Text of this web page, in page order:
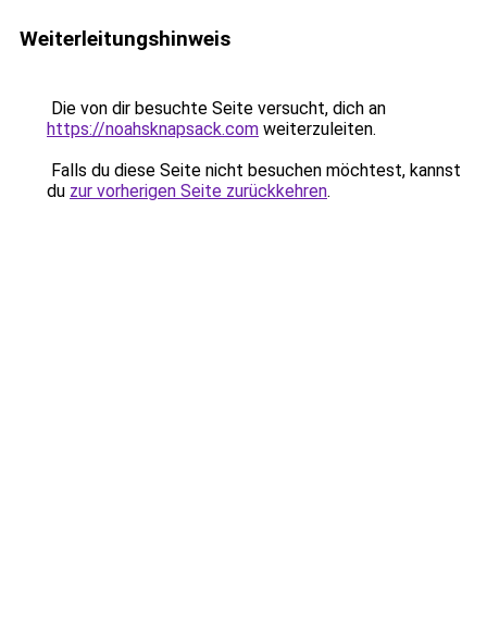
Weiterleitungshinweis
Die von dir besuchte Seite versucht, dich an
https://noahsknapsack.com weiterzuleiten.
Falls du diese Seite nicht besuchen möchtest, kannst
du zur vorherigen Seite zurückkehren.